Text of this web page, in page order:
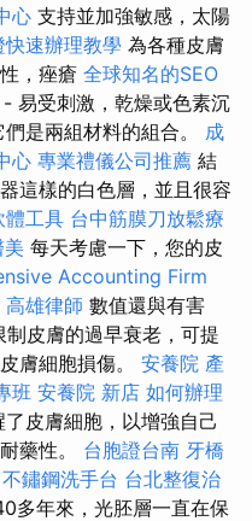
心 支持並加強敏感，太陽
快速辦理教學 為各種皮膚
，痤瘡 全球知名的SEO
- 易受刺激，乾燥或色素沉
是兩組材料的組合。
成
心 專業禮儀公司推薦 結
這樣的白色層，並且很容
體工具 台中筋膜刀放鬆療
美 每天考慮一下，您的皮
Accounting Firm
高雄律師 數值還與有害
皮膚的過早衰老，可提
膚細胞損傷。 安養院 產
班 安養院 新店 如何辦理
皮膚細胞，以增強自己
藥性。 台胞證台南 牙橋
不鏽鋼洗手台 台北整復治
多年來，光胚層一直在保